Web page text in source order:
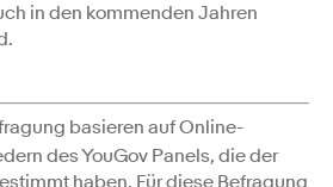
in den kommenden Jahren
basieren auf Online-
des YouGov Panels, die der